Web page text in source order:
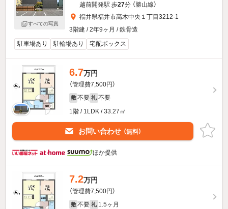
すべての写真
越前開発駅 歩27分 （勝山線）
福井県福井市高木中央１丁目3212-1
3階建 / 2年9ヶ月 / 鉄骨造
駐車場あり
駐輪場あり 宅配ボックス
6.7万円
（管理費7,500円）
敷 不要 礼 不要
1階 / 1LDK / 33.27㎡
お問い合わせ （無料）
ほか提供
7.2万円
（管理費7,500円）
敷 不要 礼 1.5ヶ月